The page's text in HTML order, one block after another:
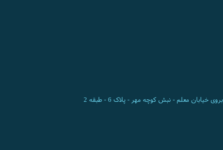
خیابان معلم - نبش کوچه مهر - پلاک 6 - طبقه 2